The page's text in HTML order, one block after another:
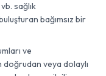
sağlık
bağımsız bir
ve
veya dolaylı